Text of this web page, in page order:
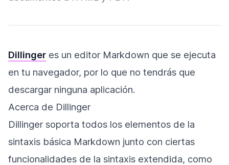
Dillinger es un editor Markdown que se ejecuta
en tu navegador, por lo que no tendrás que
descargar ninguna aplicación.
Acerca de Dillinger
Dillinger soporta todos los elementos de la
sintaxis básica Markdown junto con ciertas
funcionalidades de la sintaxis extendida, como